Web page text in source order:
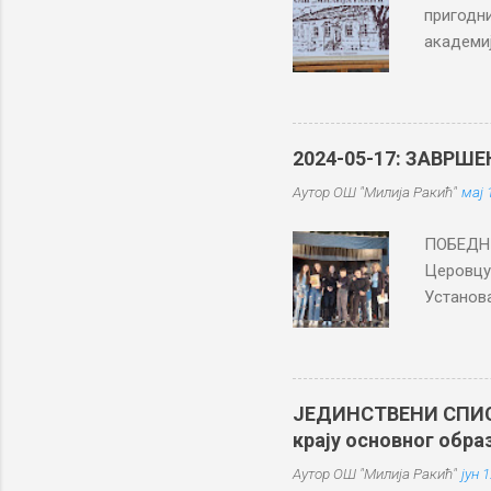
и
2024-05-17:
Аутор ОШ "Милија Ракић" мај
шест
„Вук
ЈЕДИНСТВЕНИ
крају основног
Аутор ОШ "Милија Ракић" јун